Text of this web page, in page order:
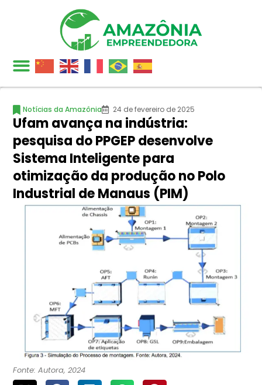
Notícias da Amazônia 24 de fevereiro de 2025
Ufam avança na indústria:
pesquisa do PPGEP desenvolve
Sistema Inteligente para
otimização da produção no Polo
Industrial de Manaus (PIM)
Fonte: Autora, 2024